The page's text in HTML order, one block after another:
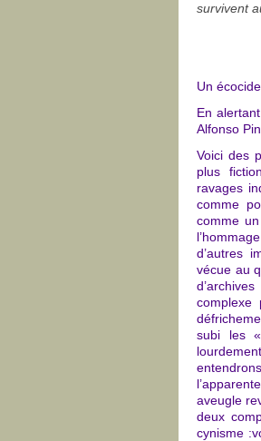
survivent
Un
En
Alfonso
Voici des
plus
ravages
comme
comme
d’autres
vécue au
complexe
subi les
aveugle
deux
cynisme